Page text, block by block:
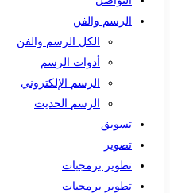
الرسم والفن
الكل الرسم والفن
أدوات الرسم
الرسم الإلكتروني
الرسم الحديث
تسويق
تصوير
تطوير برمجيات
تطوير برمجيات